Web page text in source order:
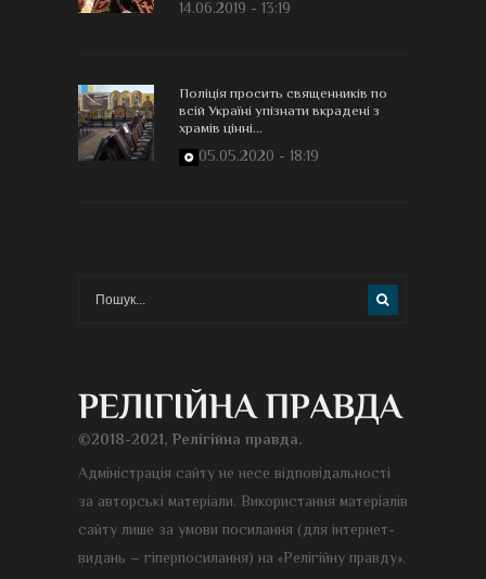
14.06.2019 - 13:19
Поліція просить священників по
всій Україні упізнати вкрадені з
храмів цінні...
05.05.2020 - 18:19
©2018-2021, Релігійна правда.
Адміністрація сайту не несе відповідальності
за авторські матеріали. Використання матеріалів
сайту лише за умови посилання (для інтернет-
видань – гіперпосилання) на «Релігійну правду».